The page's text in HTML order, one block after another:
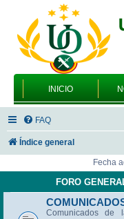
INICIO
FAQ
Índice general
Fecha
FORO
Comunicados de